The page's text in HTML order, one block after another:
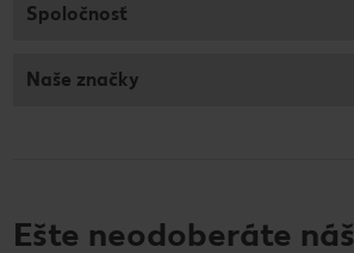
Spoločnosť
Naše značky
Ešte neodoberáte náš